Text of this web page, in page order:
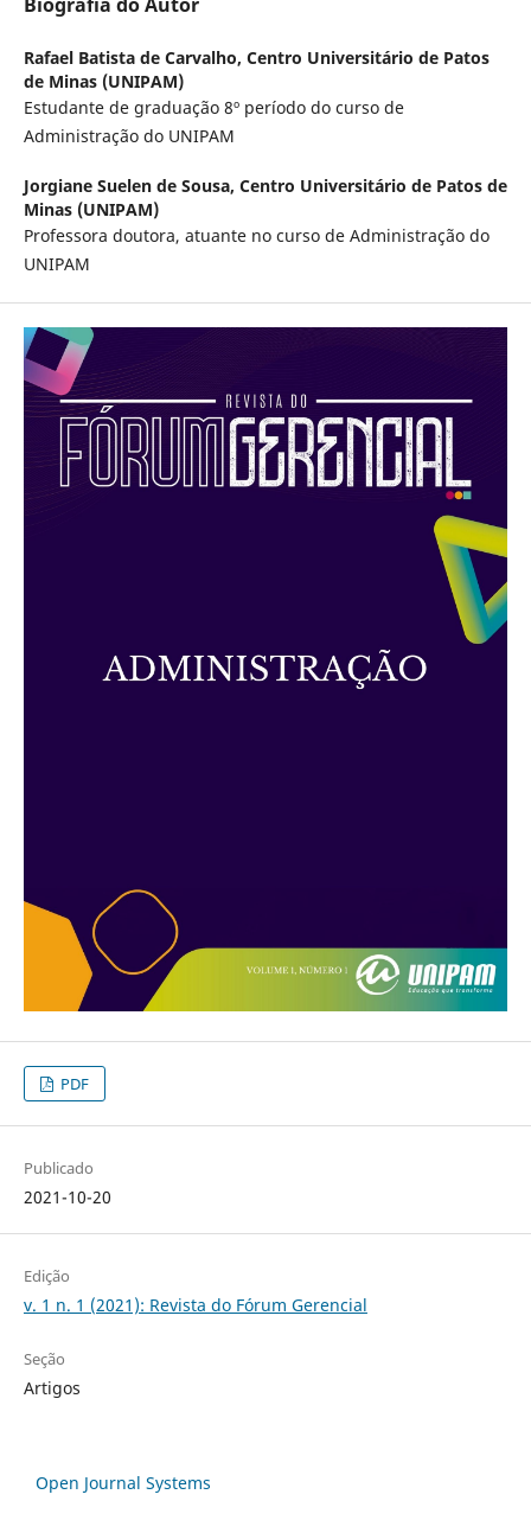
Rafael Batista de Carvalho, Centro Universitário de Patos
de Minas (UNIPAM)
Estudante de graduação 8º período do curso de
Administração do UNIPAM
Jorgiane Suelen de Sousa, Centro Universitário de Patos de
Minas (UNIPAM)
Professora doutora, atuante no curso de Administração do
UNIPAM
PDF
Publicado
2021-10-20
Edição
v. 1 n. 1 (2021): Revista do Fórum Gerencial
Seção
Artigos
Open Journal Systems